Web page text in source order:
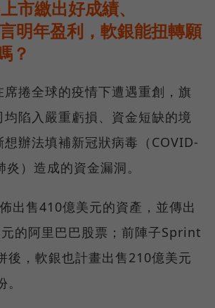
市繳出好成績、
明年盈利，軟銀能扭轉願
？
捲全球的疫情下遭遇重創，旗
陷入嚴重虧損、資金短缺的境
辦法填補新冠狀病毒（COVID-
）造成的資金漏洞。
出售410億美元的資產，並傳出
的阿里巴巴股票；前陣子Sprint
後，軟銀也計畫出售210億美元